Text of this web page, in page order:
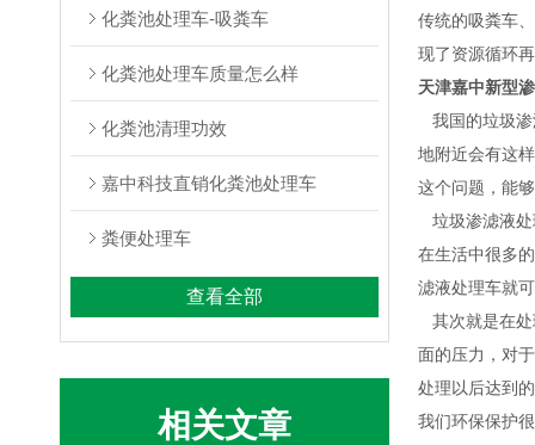
化粪池处理车-吸粪车
化粪池处理车质量怎么样
化粪池清理功效
嘉中科技直销化粪池处理车
粪便处理车
查看全部
相关文章
传统的吸粪车
现了资源循环
天津嘉中新型
我国的垃圾渗
地附近会有这
这个问题，能
垃圾渗滤液
在生活中很多
滤液处理车就
其次就是在处
面的压力，对
处理以后达到
我们环保保护